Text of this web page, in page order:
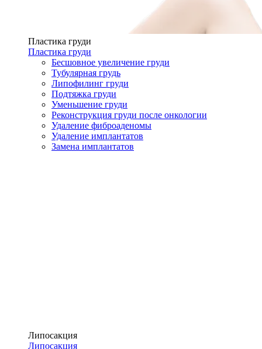
Пластика груди
Пластика груди
Бесшовное увеличение груди
Тубулярная грудь
Липофилинг груди
Подтяжка груди
Уменьшение груди
Реконструкция груди после онкологии
Удаление фиброаденомы
Удаление имплантатов
Замена имплантатов
Липосакция
Липосакция